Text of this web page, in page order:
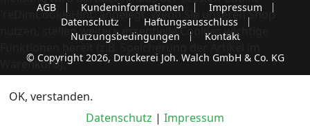
AGB Kundeninformationen
Impressum
Datenschutz
Haftungsausschluss
Nutzungsbedingungen
Kontakt
© Copyright 2026, Druckerei Joh. Walch GmbH & Co. KG
'reDimCookieHint' angelegt. Wenn Sie unseren Shop
nutzen, stellen weitere essentielle Cookies wichtige
Funktionen bereit (z.B. Speicherung der Artikel im
Warenkorb).
OK, verstanden.
Datenschutz | Impressum